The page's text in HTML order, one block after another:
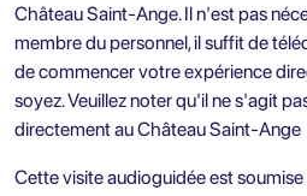
Château Saint-Ange. Il n'est pas
membre du personnel, il suffit de
de commencer votre expérience
soyez. Veuillez noter qu'il ne s'agit
directement au Château Saint-Ange
Cette visite audioguidée est